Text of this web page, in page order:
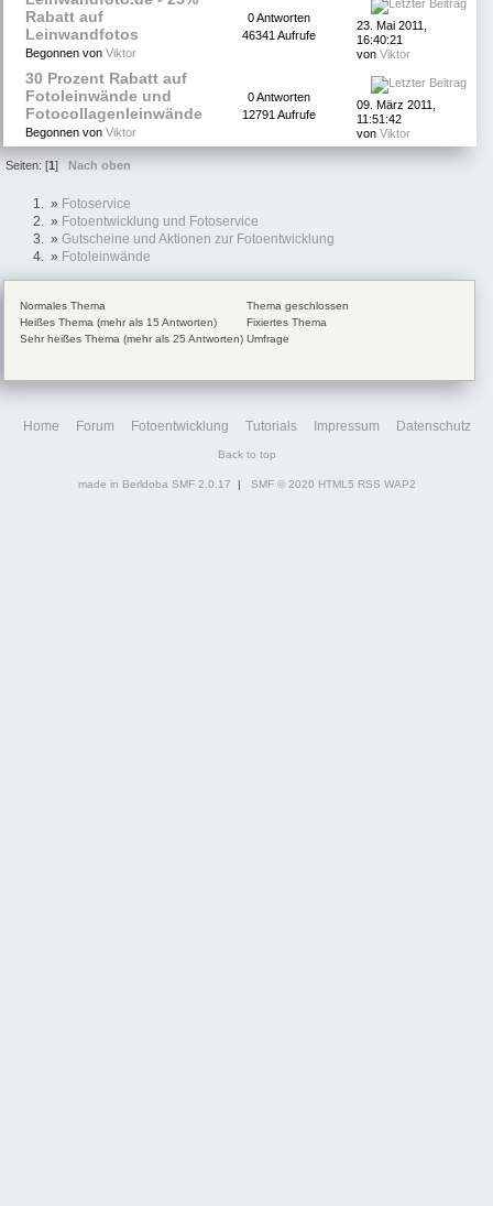
Rabatt auf
Leinwandfotos
Begonnen von Viktor
0 Antworten
46341 Aufrufe
23. Mai 2011,
16:40:21
von Viktor
30 Prozent Rabatt auf
Fotoleinwände und
Fotocollagenleinwände
Begonnen von Viktor
0 Antworten
12791 Aufrufe
09. März 2011,
11:51:42
von Viktor
Seiten: [1] Nach oben
» Fotoservice
» Fotoentwicklung und Fotoservice
» Gutscheine und Aktionen zur Fotoentwicklung
» Fotoleinwände
Normales Thema
Heißes Thema (mehr als 15 Antworten)
Sehr heißes Thema (mehr als 25 Antworten)
Thema geschlossen
Fixiertes Thema
Umfrage
Home Forum Fotoentwicklung Tutorials Impressum Datenschutz
Back to top
made in Berldoba SMF 2.0.17 | SMF © 2020 HTML5 RSS WAP2